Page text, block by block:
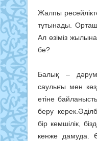
Жалпы
тұтынады.
Ал өзіміз
бе?
Балық –
саулығы мен
етіне
беру
бір кемшілік,
кенже дамуда.